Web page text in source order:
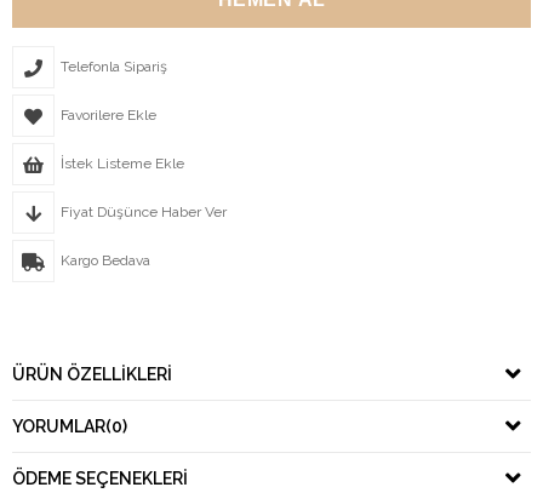
Telefonla Sipariş
Favorilere Ekle
İstek Listeme Ekle
Fiyat Düşünce Haber Ver
Kargo Bedava
ÜRÜN ÖZELLIKLERI
YORUMLAR(0)
ÖDEME SEÇENEKLERI